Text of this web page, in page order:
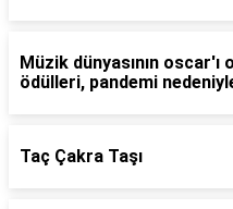
Müzik dünyasının
ödülleri, pandemi
Taç Çakra Taşı